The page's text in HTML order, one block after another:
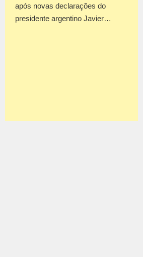
após novas declarações do
presidente argentino Javier…